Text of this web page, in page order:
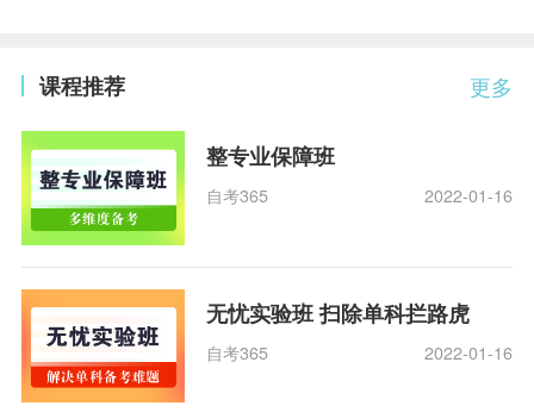
更多
课程推荐
整专业保障班
自考365 2022-01-16
无忧实验班 扫除单科拦路虎
自考365 2022-01-16